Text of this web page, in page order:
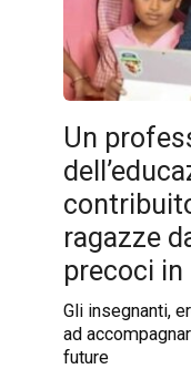
Un
ragazze
precoci in
Gli insegnanti,
ad
future